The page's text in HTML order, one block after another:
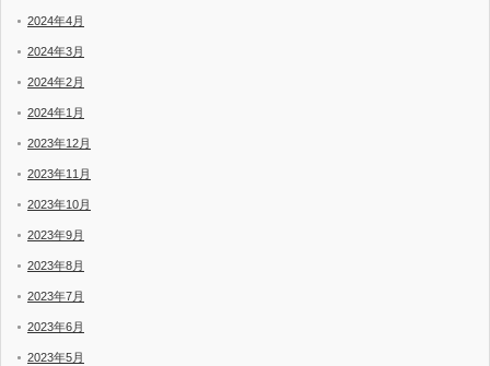
2024年4月
2024年3月
2024年2月
2024年1月
2023年12月
2023年11月
2023年10月
2023年9月
2023年8月
2023年7月
2023年6月
2023年5月